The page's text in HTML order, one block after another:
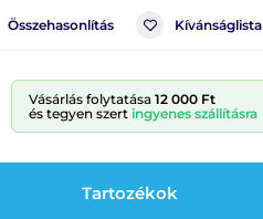
Összehasonlítás Kívánságlista
Vásárlás folytatása 12 000 Ft
és tegyen szert ingyenes szállításra
Tartozékok